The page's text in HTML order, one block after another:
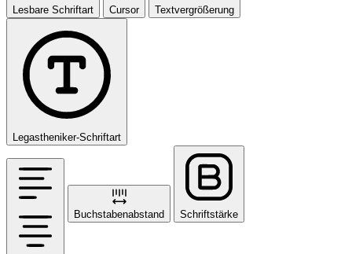
Lesbare Schriftart Cursor Textvergrößerung
Legastheniker-Schriftart
Buchstabenabstand Schriftstärke